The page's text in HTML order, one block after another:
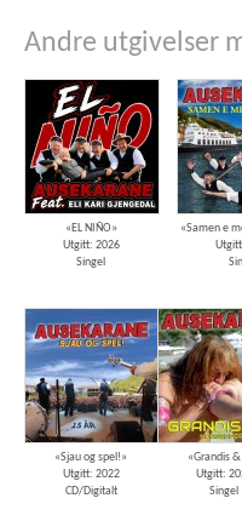
Andre utgivelser
«EL NIÑO»
Utgitt: 2026
Singel
«Samen e
«Sjau og spel!»
Utgitt: 2022
CD/Digitalt
«Grandis
Utgitt:
Singel